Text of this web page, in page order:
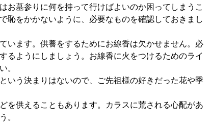
お墓参りに何を持って行けばよいのか困ってしまうこ
恥をかかないように、必要なものを確認しておきまし
います。供養をするためにお線香は欠かせません。必
るようにしましょう。お線香に火をつけるためのライ
。
いう決まりはないので、ご先祖様の好きだった花や季
を供えることもあります。カラスに荒される心配があ
。